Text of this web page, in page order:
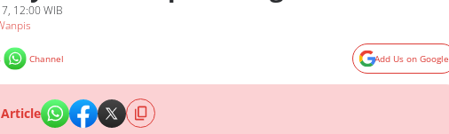
12:00 WIB
Channel Add Us on Google